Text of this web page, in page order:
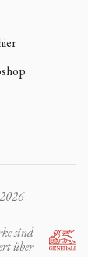
sind
über